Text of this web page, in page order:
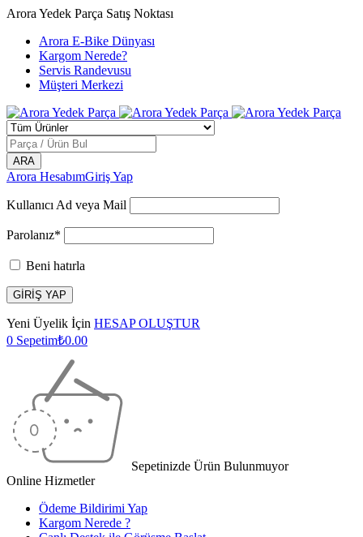
Arora Yedek Parça Satış Noktası
Arora E-Bike Dünyası
Kargom Nerede?
Servis Randevusu
Müşteri Merkezi
Arora HesabımGiriş Yap
Kullanıcı Ad veya Mail
Parolanız*
Beni hatırla
Yeni Üyelik İçin HESAP OLUŞTUR
0 Sepetim₺0.00
Sepetinizde Ürün Bulunmuyor
Online Hizmetler
Ödeme Bildirimi Yap
Kargom Nerede ?